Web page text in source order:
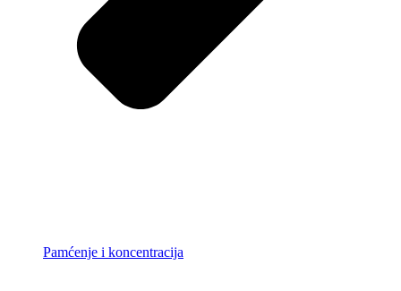
Pamćenje i koncentracija